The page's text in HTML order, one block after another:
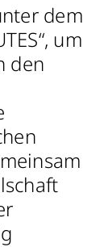
dem
um
den